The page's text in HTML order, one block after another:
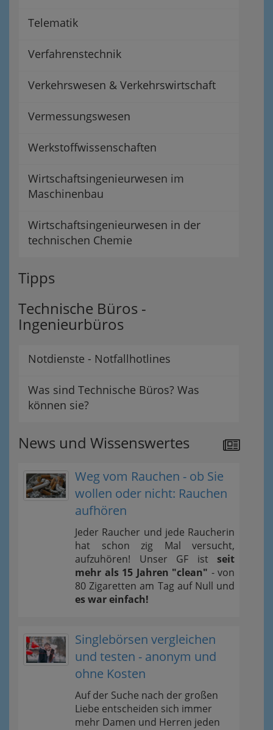
Telematik
Verfahrenstechnik
Verkehrswesen & Verkehrswirtschaft
Vermessungswesen
Werkstoffwissenschaften
Wirtschaftsingenieurwesen im
Maschinenbau
Wirtschaftsingenieurwesen in der
technischen Chemie
Tipps
Technische Büros -
Ingenieurbüros
Notdienste - Notfallhotlines
Was sind Technische Büros? Was
können sie?
News und Wissenswertes
Weg vom Rauchen - ob Sie
wollen oder nicht: Rauchen
aufhören
Jeder Raucher und jede Raucherin
hat schon zig Mal versucht,
aufzuhören! Unser GF ist seit
mehr als 15 Jahren "clean" - von
80 Zigaretten am Tag auf Null und
es war einfach!
Singlebörsen vergleichen
und testen - anonym und
ohne Kosten
Auf der Suche nach der großen
Liebe entscheiden sich immer
mehr Damen und Herren jeden